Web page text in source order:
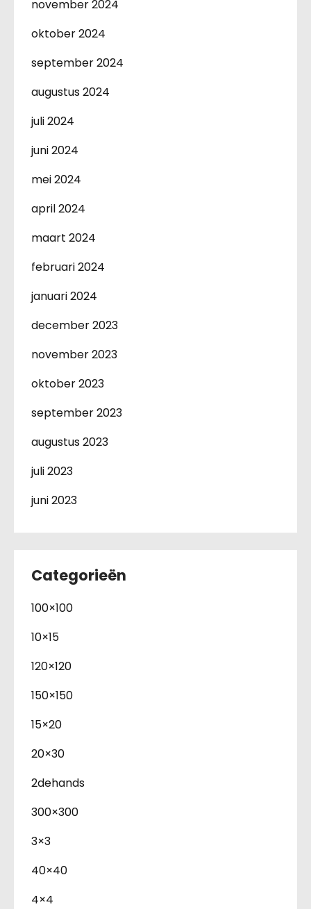
november 2024
oktober 2024
september 2024
augustus 2024
juli 2024
juni 2024
mei 2024
april 2024
maart 2024
februari 2024
januari 2024
december 2023
november 2023
oktober 2023
september 2023
augustus 2023
juli 2023
juni 2023
Categorieën
100×100
10×15
120×120
150×150
15×20
20×30
2dehands
300×300
3×3
40×40
4×4